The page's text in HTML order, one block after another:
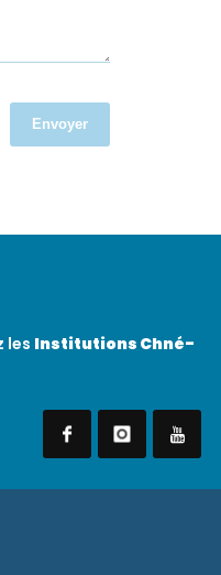
Envoyer
les Institutions Chné-